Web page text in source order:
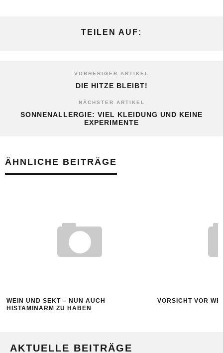
TEILEN AUF:
VORHERIGER ARTIKEL
DIE HITZE BLEIBT!
NÄCHSTER ARTIKEL
SONNENALLERGIE: VIEL KLEIDUNG UND KEINE
EXPERIMENTE
ÄHNLICHE BEITRÄGE
WEIN UND SEKT – NUN AUCH
HISTAMINARM ZU HABEN
VORSICHT VOR
AKTUELLE BEITRÄGE